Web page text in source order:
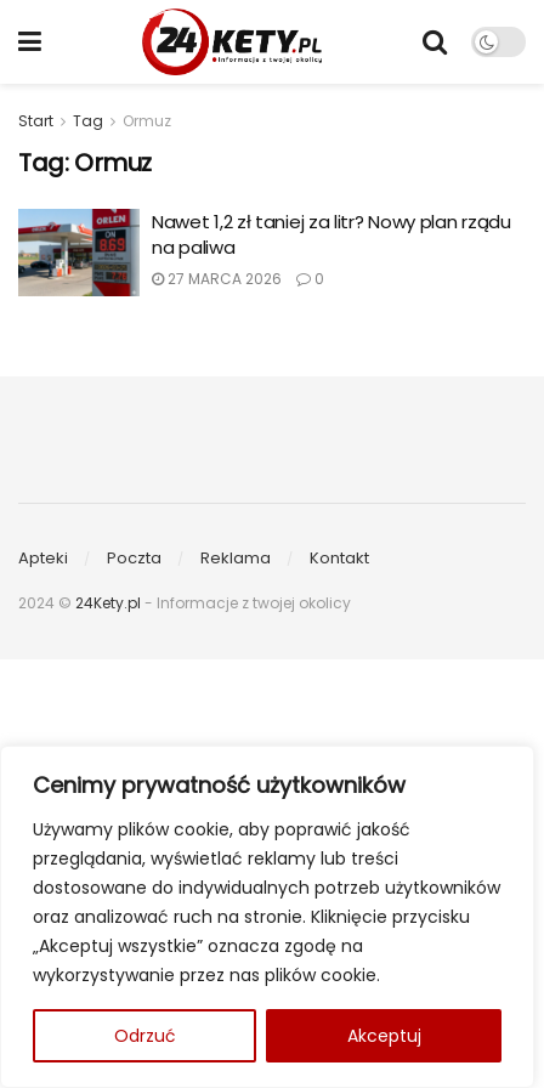
Cenimy prywatność użytkowników
Używamy plików cookie, aby poprawić jakość
przeglądania, wyświetlać reklamy lub treści
dostosowane do indywidualnych potrzeb użytkowników
oraz analizować ruch na stronie. Kliknięcie przycisku
„Akceptuj wszystkie” oznacza zgodę na
wykorzystywanie przez nas plików cookie.
Odrzuć Akceptuj
Start Tag Ormuz
Tag:Ormuz
Nawet 1,2 zł taniej za litr? Nowy plan rządu
na paliwa
27 MARCA 2026 0
Apteki Poczta Reklama Kontakt
2024 © 24Kety.pl - Informacje z twojej okolicy